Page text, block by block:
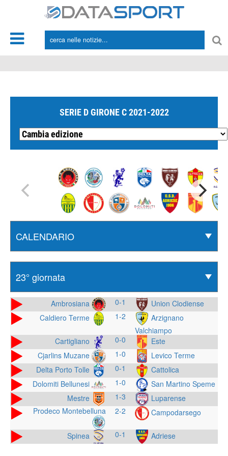
SERIE D GIRONE C 2021-2022
Ambrosiana 0-1
Union Clodiense
Caldiero Terme
1-2
Arzignano
Valchiampo
Cartigliano
0-0
Este
Cjarlins Muzane
1-0
Levico Terme
Delta Porto Tolle
0-1
Cattolica
Dolomiti Bellunesi
1-0
San Martino Speme
Mestre
1-3
Luparense
Prodeco Montebelluna
2-2 Campodarsego
Spinea 0-1 Adriese